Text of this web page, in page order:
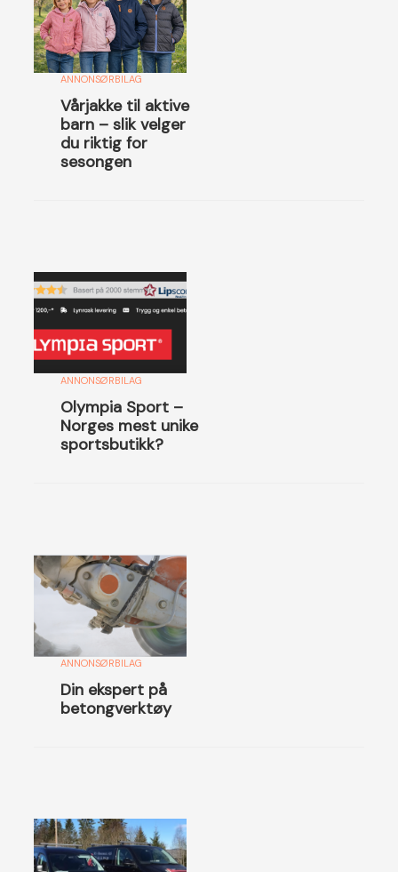
ANNONSØRBILAG
Vårjakke til aktive
barn – slik velger
du riktig for
sesongen
ANNONSØRBILAG
Olympia Sport –
Norges mest unike
sportsbutikk?
ANNONSØRBILAG
Din ekspert på
betongverktøy